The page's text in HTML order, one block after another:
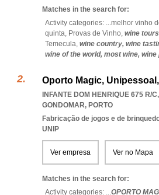
Matches in the search for:
Activity categories: ...melhor vinho
quinta, Provas de Vinho, wine
Temecula, wine country, wine
wine of the world, most wine, wine
Oporto Magic,
INFANTE DOM HENRIQUE 675 R/
GONDOMAR, PORTO
Fabricação de jogos e de
UNIP
Ver empresa Ver no Mapa
Matches in the search for:
Activity categories: ...OPORTO